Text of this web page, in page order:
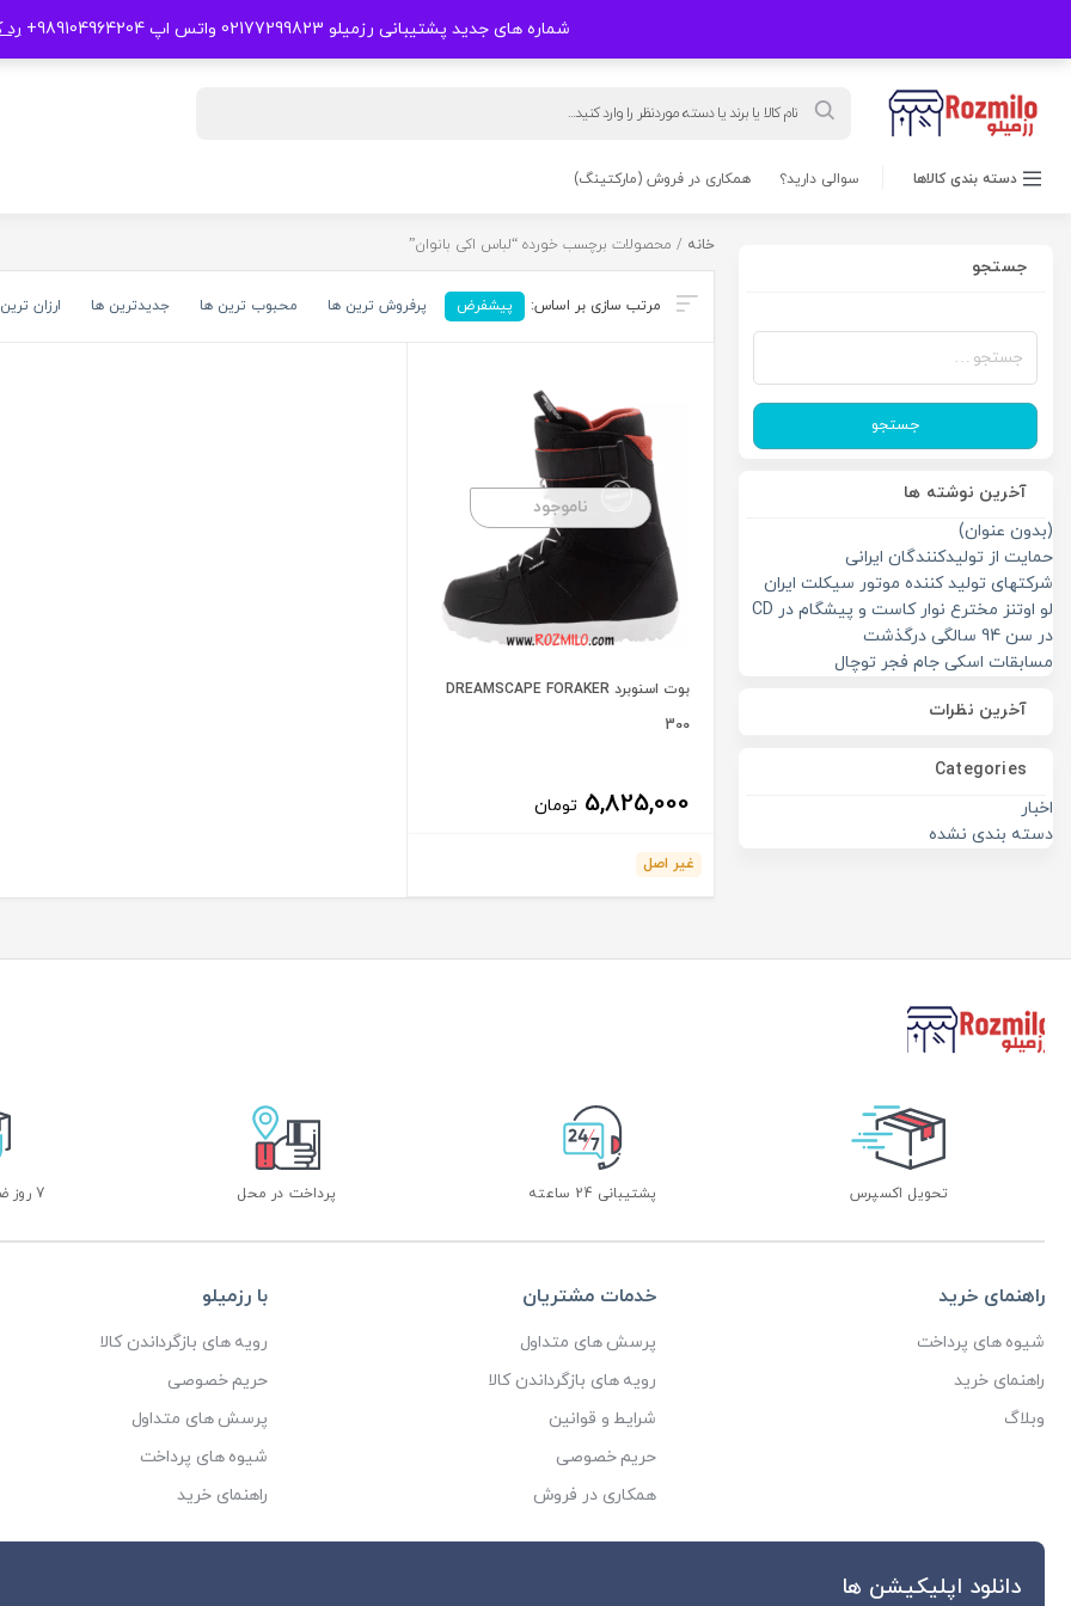
شماره های جدید پشتیبانی رزمیلو 02177299823 واتس اپ 989104964204+ رد
search
دسته بندی کالاها سوالی دارید؟ همکاری در فروش (مارکتینگ)
جستجو
جستجو
آخرین نوشته ها
(بدون عنوان)
حمایت از تولیدکنندگان ایرانی
شرکتهای تولید کننده موتور سیکلت ایران
لو اوتنز مخترع نوار کاست و پیشگام در CD
در سن 94 سالگی درگذشت
مسابقات اسکی جام فجر توچال
آخرین نظرات
Categories
اخبار
دسته بندی نشده
خانه / محصولات برچسب خورده “لباس اکی بانوان”
پیشفرض پرفروش ترین ها محبوب ترین ها جدیدترین ها ارزان
ناموجود
بوت اسنوبرد DREAMSCAPE FORAKER
300
5,825,000 تومان
غیر اصل
تحویل اکسپرس پشتیبانی 24 ساعته پرداخت در محل 7 روز ضمانت بازگشت
راهنمای خرید
شیوه های پرداخت
راهنمای خرید
وبلاگ
خدمات مشتریان
پرسش های متداول
رویه های بازگرداندن کالا
شرایط و قوانین
حریم خصوصی
همکاری در فروش
با رزمیلو
رویه های بازگرداندن کالا
حریم خصوصی
پرسش های متداول
شیوه های پرداخت
راهنمای خرید
دانلود اپلیکیشن ها